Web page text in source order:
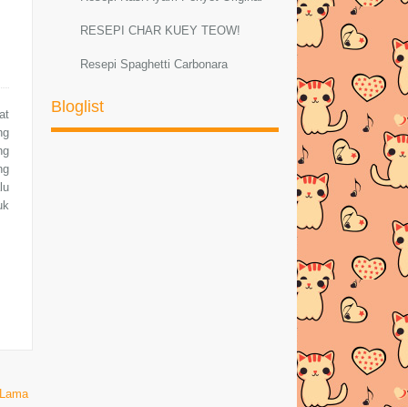
RESEPI CHAR KUEY TEOW!
Resepi Spaghetti Carbonara
Resepi Sambal Hijau Ayam dan Petai
Resepi ayam masak lemak cili padi
Bloglist